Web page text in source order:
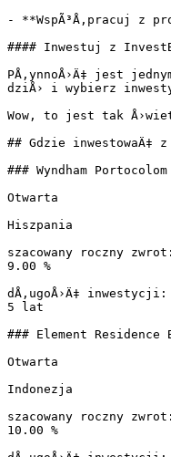
- **WspÃ³Å‚pracuj z
#### Inwestuj z
PÅ‚ynnoÅ›Ä‡ jest
dziÅ› i wybierz
Wow, to jest tak
## Gdzie inwestowaÄ‡
### Wyndham
Otwarta
Hiszpania
szacowany roczny zwrot:
9.00 %
dÅ‚ugoÅ›Ä‡ inwestycji:
5 lat
### Element
Otwarta
Indonezja
szacowany roczny zwrot:
10.00 %